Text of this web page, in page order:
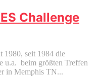
Challenge
1980, seit 1984 die
u.a. beim größten Treffen
in Memphis TN...